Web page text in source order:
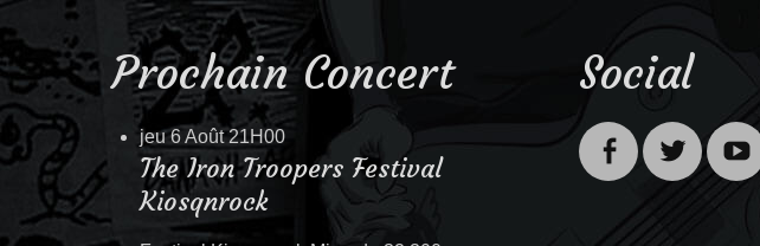
Prochain Concert
jeu 6 Août21H00
The Iron Troopers Festival
Kiosqnrock
Social
Facebook
Twitter